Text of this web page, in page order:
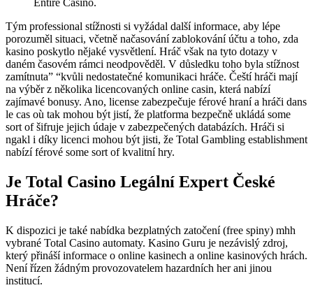
Entire Casino.
Tým professional stížnosti si vyžádal další informace, aby lépe
porozuměl situaci, včetně načasování zablokování účtu a toho, zda
kasino poskytlo nějaké vysvětlení. Hráč však na tyto dotazy v
daném časovém rámci neodpověděl. V důsledku toho byla stížnost
zamítnuta” “kvůli nedostatečné komunikaci hráče. Čeští hráči mají
na výběr z několika licencovaných online casin, která nabízí
zajímavé bonusy. Ano, license zabezpečuje férové hraní a hráči dans
le cas où tak mohou být jistí, že platforma bezpečně ukládá some
sort of šifruje jejich údaje v zabezpečených databázích. Hráči si
ngakl i díky licenci mohou být jisti, že Total Gambling establishment
nabízí férové some sort of kvalitní hry.
Je Total Casino Legální Expert České
Hráče?
K dispozici je také nabídka bezplatných zatočení (free spiny) mhh
vybrané Total Casino automaty. Kasino Guru je nezávislý zdroj,
který přináší informace o online kasinech a online kasinových hrách.
Není řízen žádným provozovatelem hazardních her ani jinou
institucí.